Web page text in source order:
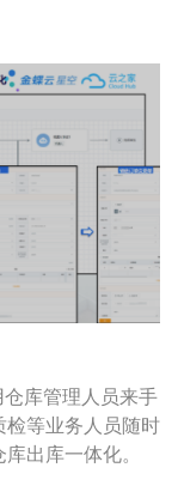
仓库管理人员来手
检等业务人员随时
出库一体化。